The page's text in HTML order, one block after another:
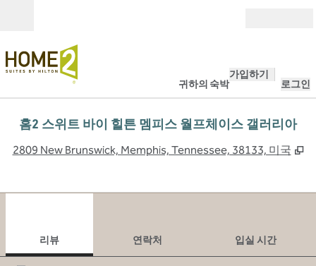
귀하의 숙박
가입하기
로그인
홈2 스위트 바이 힐튼 멤피스 월프체이스 갤러리아
2809 New Brunswick, Memphis, Tennessee, 38133, 미국 ,
리뷰 연락처
입실 시간